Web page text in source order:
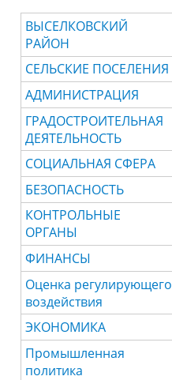
ВЫСЕЛКОВСКИЙ
РАЙОН
СЕЛЬСКИЕ ПОСЕЛЕНИЯ
АДМИНИСТРАЦИЯ
ГРАДОСТРОИТЕЛЬНАЯ
ДЕЯТЕЛЬНОСТЬ
СОЦИАЛЬНАЯ СФЕРА
БЕЗОПАСНОСТЬ
КОНТРОЛЬНЫЕ
ОРГАНЫ
ФИНАНСЫ
Оценка регулирующего
воздействия
ЭКОНОМИКА
Промышленная
политика